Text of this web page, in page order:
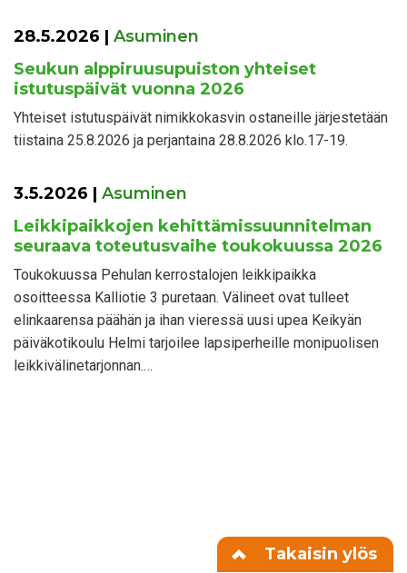
28.5.2026 | Asuminen
Seukun alppiruusupuiston yhteiset
istutuspäivät vuonna 2026
Yhteiset istutuspäivät nimikkokasvin ostaneille järjestetään
tiistaina 25.8.2026 ja perjantaina 28.8.2026 klo.17-19.
3.5.2026 | Asuminen
Leikkipaikkojen kehittämissuunnitelman
seuraava toteutusvaihe toukokuussa 2026
Toukokuussa Pehulan kerrostalojen leikkipaikka
osoitteessa Kalliotie 3 puretaan. Välineet ovat tulleet
elinkaarensa päähän ja ihan vieressä uusi upea Keikyän
päiväkotikoulu Helmi tarjoilee lapsiperheille monipuolisen
leikkivälinetarjonnan.…
Takaisin ylös